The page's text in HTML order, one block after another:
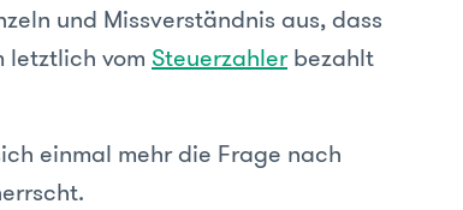
und Missverständnis aus, dass
letztlich vom Steuerzahlerbezahlt
einmal mehr die Frage nach